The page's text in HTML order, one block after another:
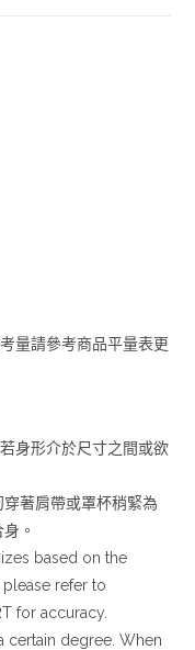
量請參考商品平量表更
身形介於尺寸之間或欲
著肩帶或罩杯稍緊為
。
based on the
refer to
for accuracy.
certain degree. When